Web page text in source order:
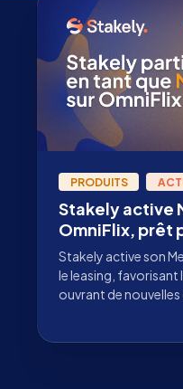
PRODUITS
Stakely active
OmniFlix, prêt
nouvelle ère
décentralisé
Stakely active son
le leasing,
ouvrant de
monétisation du